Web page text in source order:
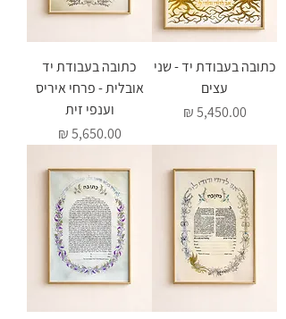
כתובה בעבודת יד - שני
עצים
מחיר‏5,450.00 ‏₪
כתובה בעבודת יד
אובלית - פרחי איריס
וענפי זית
מחיר‏5,650.00 ‏₪